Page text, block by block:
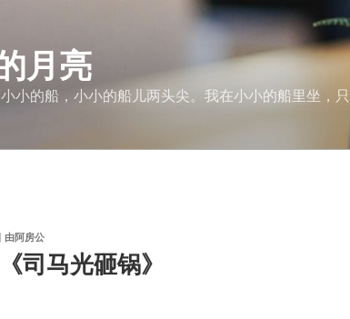
月亮
小的船，小小的船儿两头尖。我在小小的船里坐，
由阿房公
司马光砸锅》